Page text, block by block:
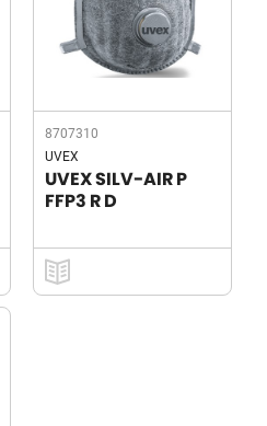
8707310
UVEX
UVEX SILV-AIR P
FFP3 R D